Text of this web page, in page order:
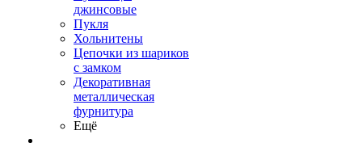
джинсовые
Пукля
Хольнитены
Цепочки из шариков
с замком
Декоративная
металлическая
фурнитура
Ещё